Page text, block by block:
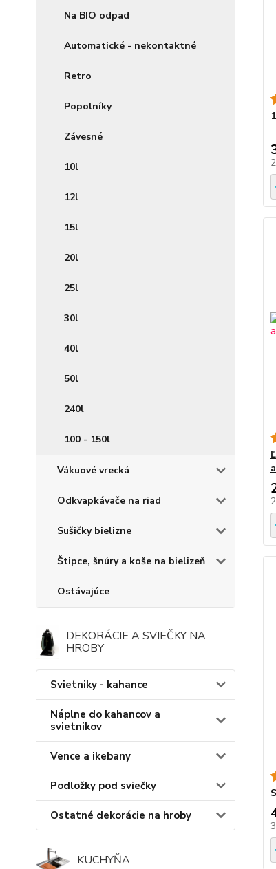
Na BIO odpad
Automatické - nekontaktné
Retro
Popolníky
Závesné
10l
12l
15l
20l
25l
30l
40l
50l
240l
100 - 150l
Vákuové vrecká
Odkvapkávače na riad
Sušičky bielizne
Štipce, šnúry a koše na bielizeň
Ostávajúce
DEKORÁCIE A SVIEČKY NA
HROBY
Svietniky - kahance
Náplne do kahancov a
svietnikov
Vence a ikebany
Podložky pod sviečky
Ostatné dekorácie na hroby
KUCHYŇA